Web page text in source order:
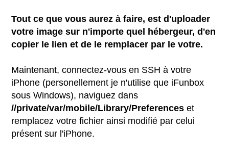
Tout ce que vous aurez à faire, est d'uploader
votre image sur n'importe quel hébergeur, d'en
copier le lien et de le remplacer par le votre.
Maintenant, connectez-vous en SSH à votre
iPhone (personellement je n'utilise que iFunbox
sous Windows), naviguez dans
//private/var/mobile/Library/Preferences et
remplacez votre fichier ainsi modifié par celui
présent sur l'iPhone.